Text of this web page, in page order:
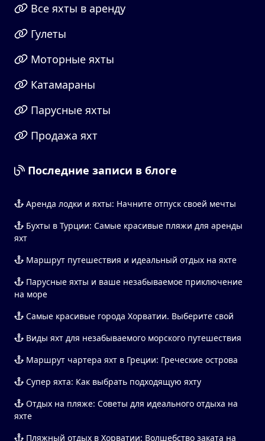
Все яхты в аренду
Гулеты
Моторные яхты
Катамараны
Парусные яхты
Продажа яхт
Последние записи в блоге
Аренда лодки и яхты: Начните отпуск своей мечты
Бухты в Турции: Самые красивые пляжи для аренды
яхт
Маршрут путешествия и идеальный отдых на яхте
Парусные яхты и ваше незабываемое приключение
на море
Самые красивые города Хорватии. Выберите свой
Виды яхт для незабываемого морского путешествия
Маршрут чартера яхт в Греции: Греческие острова
Супер яхта: Как выбрать подходящую яхту
Отдых на пляже: Советы для идеального отдыха на
яхте
Пляжный отдых в Хорватии: Волшебство заката на